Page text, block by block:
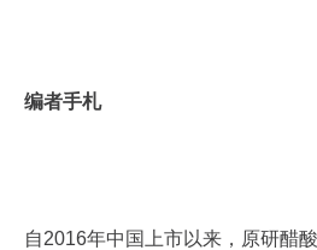
编者手札
自2016年中国上市以来，原研醋